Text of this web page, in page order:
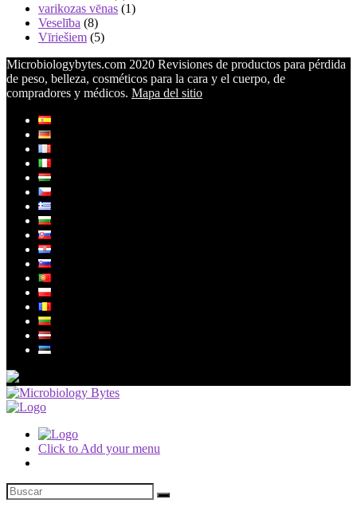
varikozas vēnas (1)
Veselība (8)
Vīriešiem (5)
Microbiologybytes.com 2020 Revisiones de productos para pérdida
de peso, belleza, cosméticos para la cara y el cuerpo, de
compradores y médicos. Mapa del sitio
Click to Add your menu